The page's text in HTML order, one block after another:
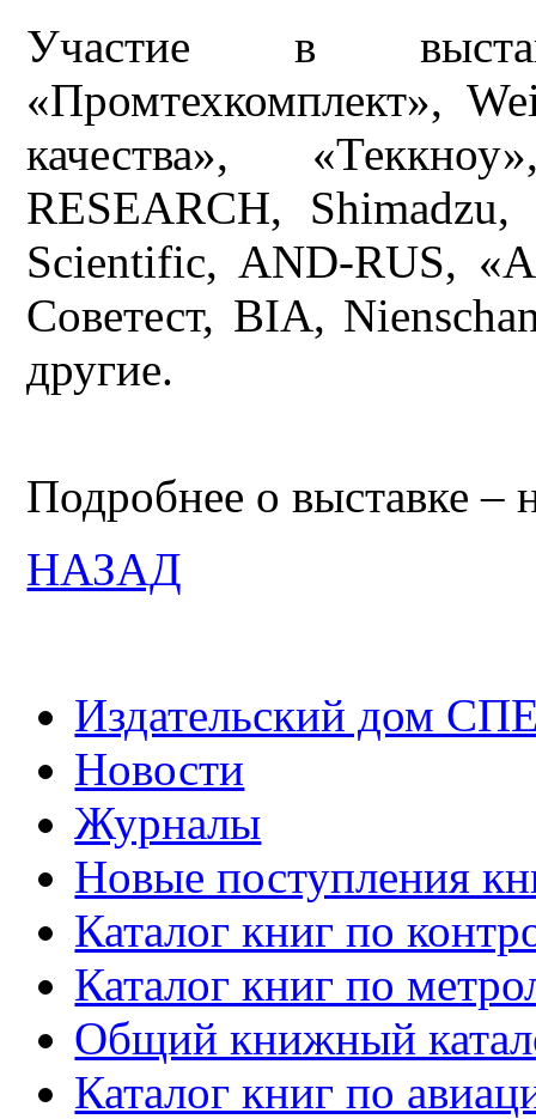
Участие в
«Промтехкомплект»,
качества»,
RESEARCH,
Scientific, AND-RUS,
Советест, BIA,
другие.
Подробнее о выставке –
НАЗАД
Издательский дом
Новости
Журналы
Новые поступления
Каталог книг по
Каталог книг по
Общий книжный
Каталог книг по